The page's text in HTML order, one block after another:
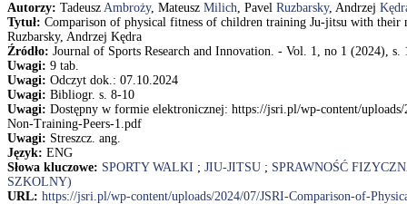
Autorzy: Tadeusz Ambroży, Mateusz Milich, Pavel Ruzbarsky, Andrzej
Tytuł: Comparison of physical fitness of children training Ju-jitsu with
Ruzbarsky, Andrzej Kędra
Źródło: Journal of Sports Research and Innovation. - Vol. 1, no 1 (2024), s.
Uwagi: 9 tab.
Uwagi: Odczyt dok.: 07.10.2024
Uwagi: Bibliogr. s. 8-10
Uwagi: Dostępny w formie elektronicznej: https://jsri.pl/wp-content/
Non-Training-Peers-1.pdf
Uwagi: Streszcz. ang.
Język: ENG
Słowa kluczowe: SPORTY WALKI ; JIU-JITSU ; SPRAWNOŚĆ
SZKOLNY)
URL: https://jsri.pl/wp-content/uploads/2024/07/JSRI-Comparison-of-